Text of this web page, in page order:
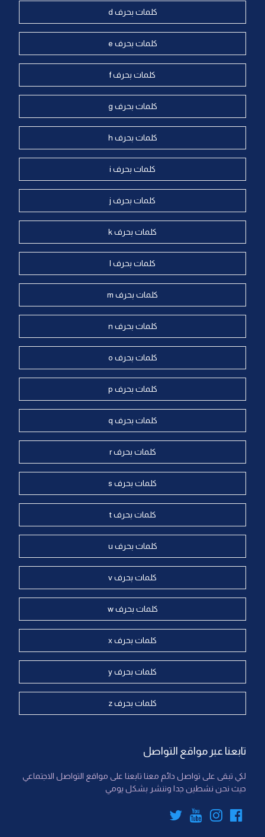
كلمات بحرف d
كلمات بحرف e
كلمات بحرف f
كلمات بحرف g
كلمات بحرف h
كلمات بحرف i
كلمات بحرف j
كلمات بحرف k
كلمات بحرف l
كلمات بحرف m
كلمات بحرف n
كلمات بحرف o
كلمات بحرف p
كلمات بحرف q
كلمات بحرف r
كلمات بحرف s
كلمات بحرف t
كلمات بحرف u
كلمات بحرف v
كلمات بحرف w
كلمات بحرف x
كلمات بحرف y
كلمات بحرف z
تابعنا عبر مواقع التواصل
لكي تبقى على تواصل دائم معنا تابعنا على مواقع التواصل الاجتماعي
حيث نحن نشطين جدا وننشر بشكل يومي